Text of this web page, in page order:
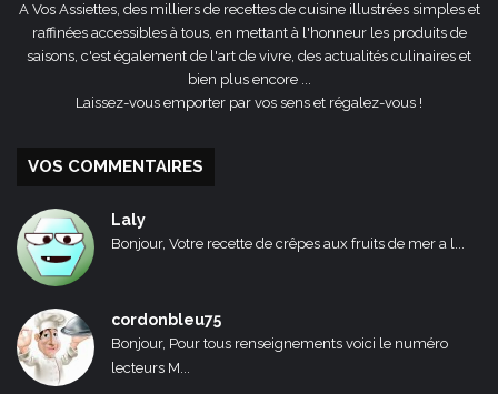
A Vos Assiettes, des milliers de recettes de cuisine illustrées simples et
raffinées accessibles à tous, en mettant à l'honneur les produits de
saisons, c'est également de l'art de vivre, des actualités culinaires et
bien plus encore ...
Laissez-vous emporter par vos sens et régalez-vous !
VOS COMMENTAIRES
Laly
Bonjour, Votre recette de crêpes aux fruits de mer a l...
cordonbleu75
Bonjour, Pour tous renseignements voici le numéro
lecteurs M...